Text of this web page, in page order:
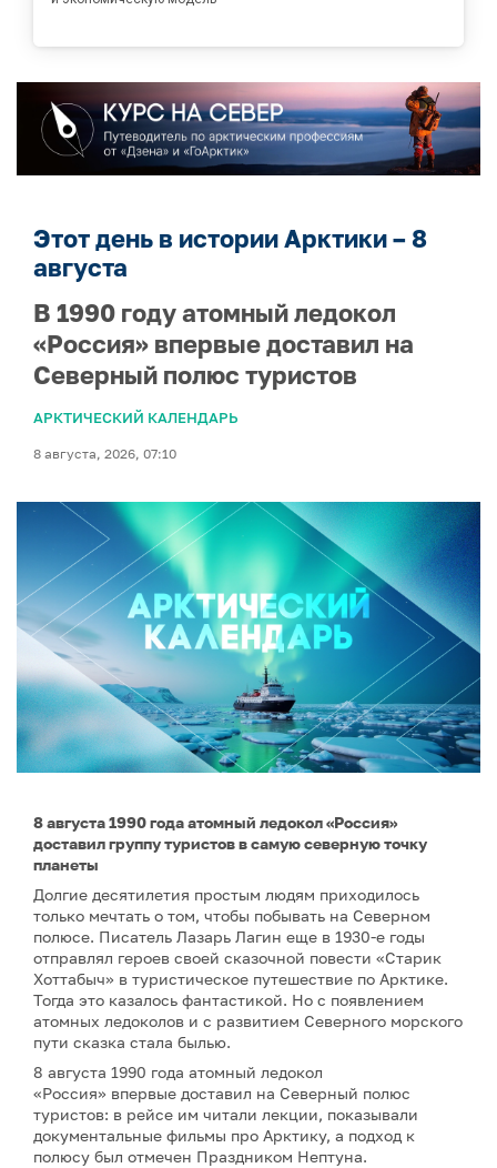
Этот день в истории Арктики – 8
августа
В 1990 году атомный ледокол
«Россия» впервые доставил на
Северный полюс туристов
АРКТИЧЕСКИЙ КАЛЕНДАРЬ
8 августа, 2026, 07:10
8 августа 1990 года атомный ледокол «Россия»
доставил группу туристов в самую северную точку
планеты
Долгие десятилетия простым людям приходилось
только мечтать о том, чтобы побывать на Северном
полюсе. Писатель Лазарь Лагин еще в 1930-е годы
отправлял героев своей сказочной повести «Старик
Хоттабыч» в туристическое путешествие по Арктике.
Тогда это казалось фантастикой. Но с появлением
атомных ледоколов и с развитием Северного морского
пути сказка стала былью.
8 августа 1990 года атомный ледокол
«Россия» впервые доставил на Северный полюс
туристов: в рейсе им читали лекции, показывали
документальные фильмы про Арктику, а подход к
полюсу был отмечен Праздником Нептуна.